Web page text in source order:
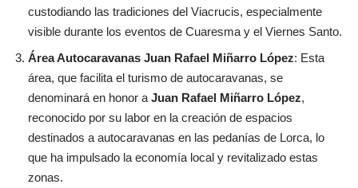
custodiando las tradiciones del Viacrucis, especialmente
visible durante los eventos de Cuaresma y el Viernes Santo.
Área Autocaravanas Juan Rafael Miñarro López: Esta
área, que facilita el turismo de autocaravanas, se
denominará en honor a Juan Rafael Miñarro López,
reconocido por su labor en la creación de espacios
destinados a autocaravanas en las pedanías de Lorca, lo
que ha impulsado la economía local y revitalizado estas
zonas.